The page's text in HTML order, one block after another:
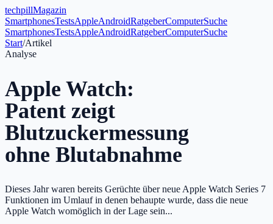
techpillMagazin
SmartphonesTestsAppleAndroidRatgeberComputerSuche
SmartphonesTestsAppleAndroidRatgeberComputerSuche
Start/Artikel
Analyse
Apple Watch:
Patent zeigt
Blutzuckermessung
ohne Blutabnahme
Dieses Jahr waren bereits Gerüchte über neue Apple Watch Series 7
Funktionen im Umlauf in denen behaupte wurde, dass die neue
Apple Watch womöglich in der Lage sein...